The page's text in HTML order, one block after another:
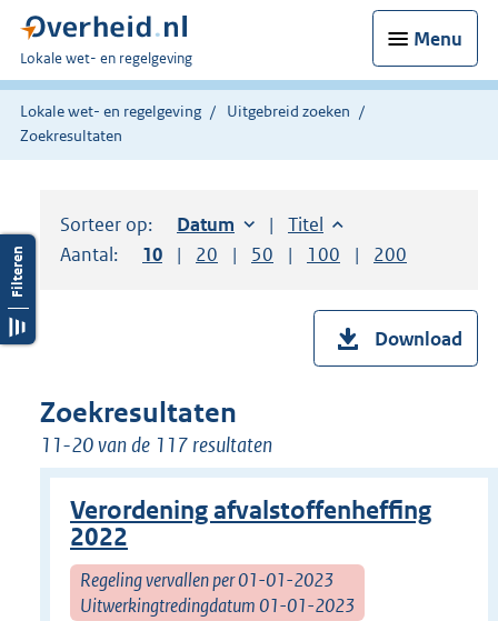
Menu
U
bent
hier:
Lokale wet- en regelgeving
Lokale wet- en regelgeving
Uitgebreid zoeken
Zoekresultaten
Sorteer op: Sorteer op:
Datum oplopendSorteer op:
Titel oplopend
Aantal:
Toon
10 resultaten per pagina
Toon
20 resultaten per pagina
Toon
50 resultaten per pagina
Toon
100 resultaten per
Toon
200
Download
Zoekresultaten
11-20 van de 117 resultaten
Verordening afvalstoffenheffing
2022
Regeling vervallen per 01-01-2023
Uitwerkingtredingdatum 01-01-2023